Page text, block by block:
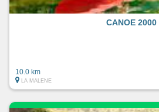
CANOE 2000
10.0 km
LA MALENE